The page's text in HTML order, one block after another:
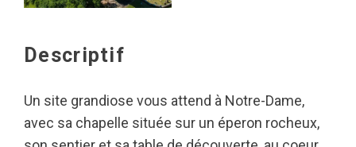
Descriptif
Un site grandiose vous attend à Notre-Dame,
avec sa chapelle située sur un éperon rocheux,